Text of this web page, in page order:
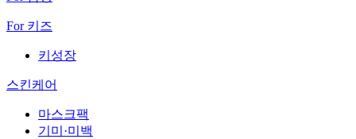
For 키즈
키성장
스킨케어
마스크팩
기미·미백